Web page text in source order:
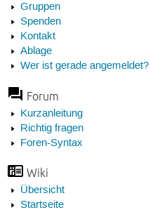
Gruppen
Spenden
Kontakt
Ablage
Wer ist gerade angemeldet?
Forum
Kurzanleitung
Richtig fragen
Foren-Syntax
Wiki
Übersicht
Startseite